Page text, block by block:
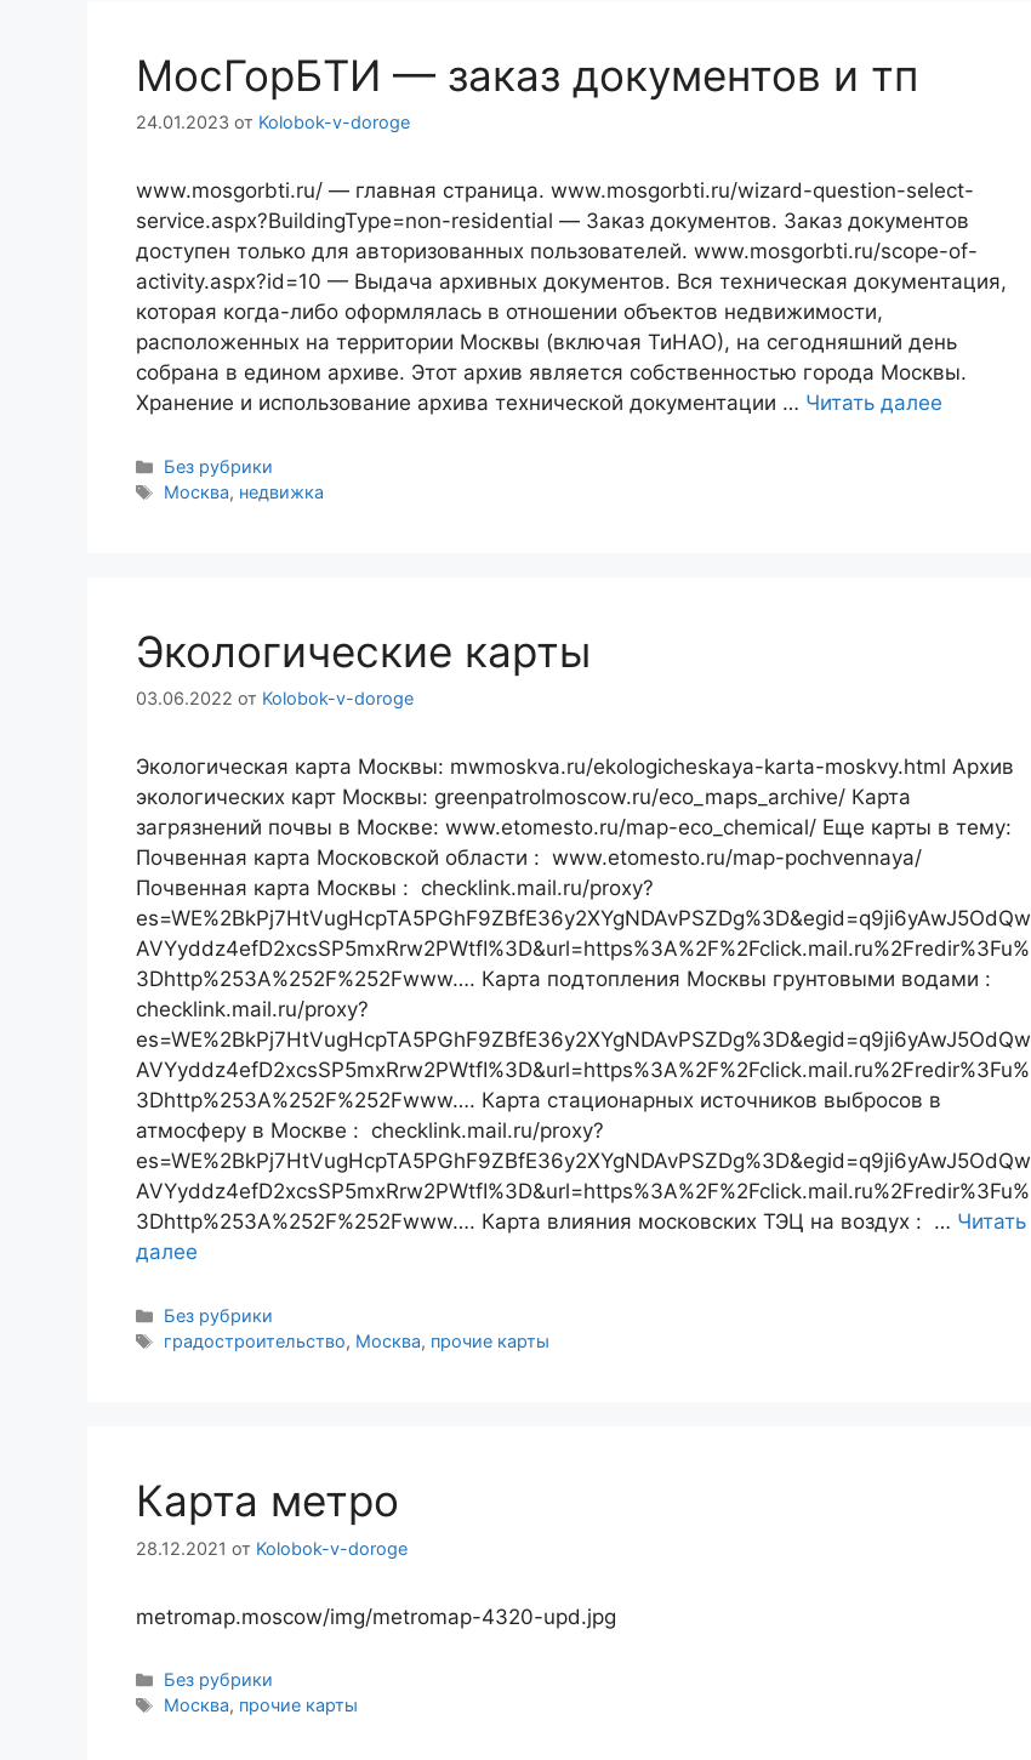
МосГорБТИ — заказ документов и тп
24.01.2023 от Kolobok-v-doroge
www.mosgorbti.ru/ — главная страница. www.mosgorbti.ru/wizard-question-select-
service.aspx?BuildingType=non-residential — Заказ документов. Заказ документов
доступен только для авторизованных пользователей. www.mosgorbti.ru/scope-of-
activity.aspx?id=10 — Выдача архивных документов. Вся техническая документация,
которая когда-либо оформлялась в отношении объектов недвижимости,
расположенных на территории Москвы (включая ТиНАО), на сегодняшний день
собрана в едином архиве. Этот архив является собственностью города Москвы.
Хранение и использование архива технической документации … Читать далее
Рубрики
Без рубрики
Метки
Москва, недвижка
Экологические карты
03.06.2022 от Kolobok-v-doroge
Экологическая карта Москвы: mwmoskva.ru/ekologicheskaya-karta-moskvy.html Архив
экологических карт Москвы: greenpatrolmoscow.ru/eco_maps_archive/ Карта
загрязнений почвы в Москве: www.etomesto.ru/map-eco_chemical/ Еще карты в тему:
Почвенная карта Московской области : www.etomesto.ru/map-pochvennaya/
Почвенная карта Москвы : checklink.mail.ru/proxy?
es=WE%2BkPj7HtVugHcpTA5PGhF9ZBfE36y2XYgNDAvPSZDg%3D&egid=q9ji6yAwJ5OdQw
AVYyddz4efD2xcsSP5mxRrw2PWtfI%3D&url=https%3A%2F%2Fclick.mail.ru%2Fredir%3Fu%
3Dhttp%253A%252F%252Fwww…. Карта подтопления Москвы грунтовыми водами :
checklink.mail.ru/proxy?
es=WE%2BkPj7HtVugHcpTA5PGhF9ZBfE36y2XYgNDAvPSZDg%3D&egid=q9ji6yAwJ5OdQw
AVYyddz4efD2xcsSP5mxRrw2PWtfI%3D&url=https%3A%2F%2Fclick.mail.ru%2Fredir%3Fu%
3Dhttp%253A%252F%252Fwww…. Карта стационарных источников выбросов в
атмосферу в Москве : checklink.mail.ru/proxy?
es=WE%2BkPj7HtVugHcpTA5PGhF9ZBfE36y2XYgNDAvPSZDg%3D&egid=q9ji6yAwJ5OdQw
AVYyddz4efD2xcsSP5mxRrw2PWtfI%3D&url=https%3A%2F%2Fclick.mail.ru%2Fredir%3Fu%
3Dhttp%253A%252F%252Fwww…. Карта влияния московских ТЭЦ на воздух : … Читать
далее
Рубрики
Без рубрики
Метки
градостроительство, Москва, прочие карты
Карта метро
28.12.2021 от Kolobok-v-doroge
metromap.moscow/img/metromap-4320-upd.jpg
Рубрики
Без рубрики
Метки
Москва, прочие карты